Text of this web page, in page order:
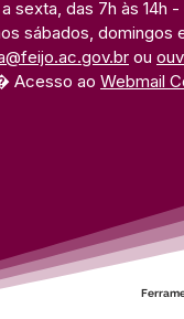
sexta, das 7h às 14h -
sábados, domingos
ou
ao Webmail